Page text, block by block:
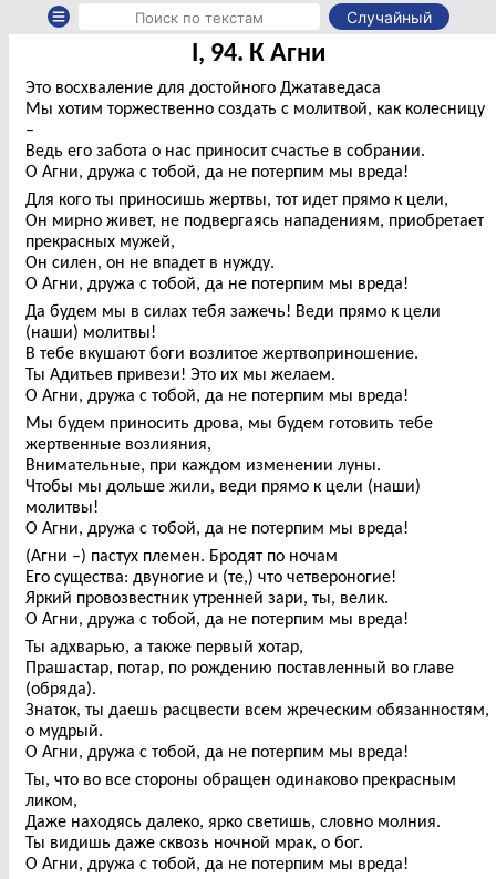
Случайный
I, 94. К Агни
Это восхваление для достойного Джатаведаса
Мы хотим торжественно создать с молитвой, как колесницу
–
Ведь его забота о нас приносит счастье в собрании.
О Агни, дружа с тобой, да не потерпим мы вреда!
Для кого ты приносишь жертвы, тот идет прямо к цели,
Он мирно живет, не подвергаясь нападениям, приобретает
прекрасных мужей,
Он силен, он не впадет в нужду.
О Агни, дружа с тобой, да не потерпим мы вреда!
Да будем мы в силах тебя зажечь! Веди прямо к цели
(наши) молитвы!
В тебе вкушают боги возлитое жертвоприношение.
Ты Адитьев привези! Это их мы желаем.
О Агни, дружа с тобой, да не потерпим мы вреда!
Мы будем приносить дрова, мы будем готовить тебе
жертвенные возлияния,
Внимательные, при каждом изменении луны.
Чтобы мы дольше жили, веди прямо к цели (наши)
молитвы!
О Агни, дружа с тобой, да не потерпим мы вреда!
(Агни –) пастух племен. Бродят по ночам
Его существа: двуногие и (те,) что четвероногие!
Яркий провозвестник утренней зари, ты, велик.
О Агни, дружа с тобой, да не потерпим мы вреда!
Ты адхварью, а также первый хотар,
Прашастар, потар, по рождению поставленный во главе
(обряда).
Знаток, ты даешь расцвести всем жреческим обязанностям,
о мудрый.
О Агни, дружа с тобой, да не потерпим мы вреда!
Ты, что во все стороны обращен одинаково прекрасным
ликом,
Даже находясь далеко, ярко светишь, словно молния.
Ты видишь даже сквозь ночной мрак, о бог.
О Агни, дружа с тобой, да не потерпим мы вреда!